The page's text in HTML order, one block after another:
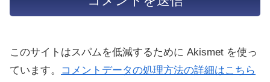
このサイトはスパムを低減するために Akismet を使っ
ています。
コメントデータの処理方法の詳細はこちら